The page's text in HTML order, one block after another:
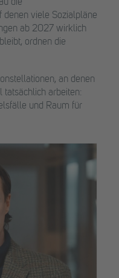
die
denen viele Sozialpläne
ab 2027 wirklich
ordnen die
an denen
tatsächlich arbeiten:
und Raum für